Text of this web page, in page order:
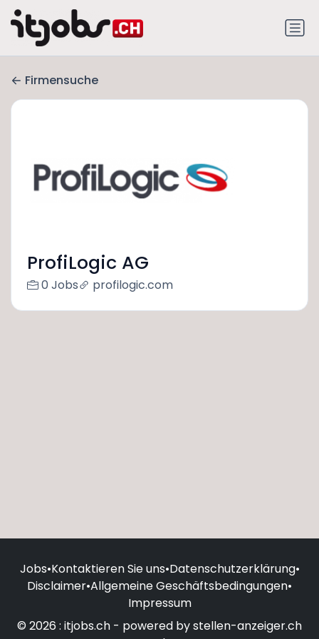
Firmensuche
ProfiLogic AG
0 Jobs profilogic.com
Jobs•Kontaktieren Sie uns•Datenschutzerklärung•
Disclaimer•Allgemeine Geschäftsbedingungen•
Impressum
© 2026 : itjobs.ch - powered by stellen-anzeiger.ch